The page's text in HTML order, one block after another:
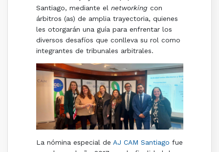
Santiago, mediante el networking con
árbitros (as) de amplia trayectoria, quienes
les otorgarán una guía para enfrentar los
diversos desafíos que conlleva su rol como
integrantes de tribunales arbitrales.
La nómina especial de AJ CAM Santiago fue